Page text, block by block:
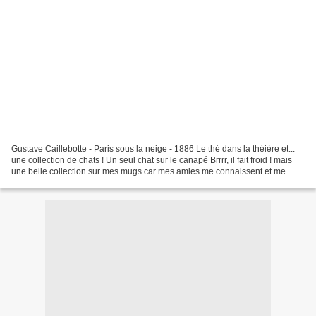
Gustave Caillebotte - Paris sous la neige - 1886 Le thé dans la théière et...
une collection de chats ! Un seul chat sur le canapé Brrrr, il fait froid ! mais
une belle collection sur mes mugs car mes amies me connaissent et me